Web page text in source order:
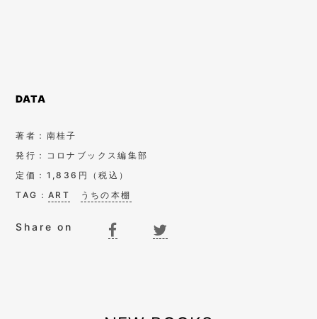
DATA
著者：南桂子
発行：コロナブックス編集部
定価：1,836円（税込）
TAG：ART うちの本棚
Share on